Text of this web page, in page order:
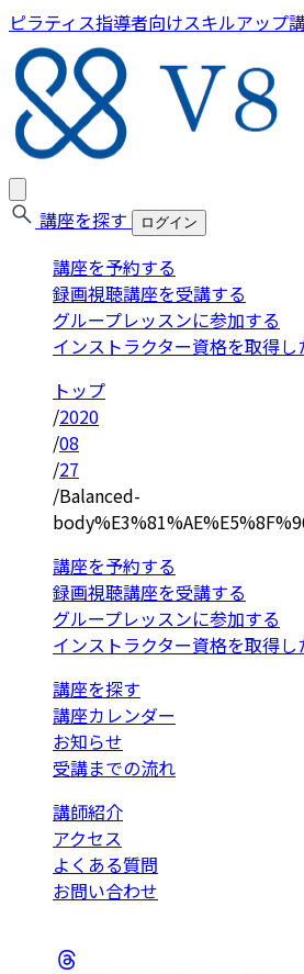
ピラティス指導者向けスキルアップ
講座を探す ログイン
講座を予約する
録画視聴講座を受講する
グループレッスンに参加する
インストラクター資格を取得し
トップ
/2020
/08
/27
/Balanced-
講座を予約する
録画視聴講座を受講する
グループレッスンに参加する
インストラクター資格を取得し
講座を探す
講座カレンダー
お知らせ
受講までの流れ
講師紹介
アクセス
よくある質問
お問い合わせ